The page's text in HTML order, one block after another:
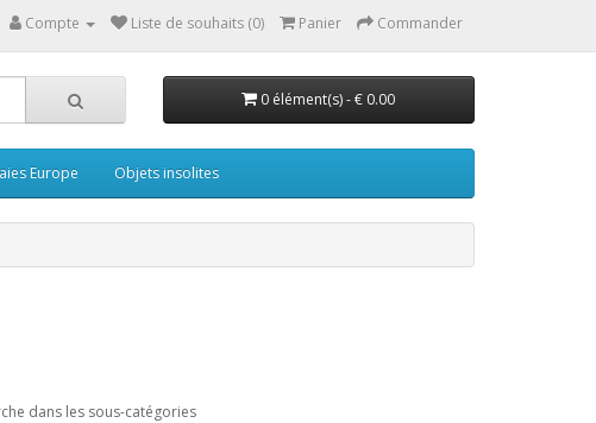
Compte Liste de souhaits (0) Panier Commander
0 élément(s) - € 0.00
Europe Objets insolites
dans les sous-catégories